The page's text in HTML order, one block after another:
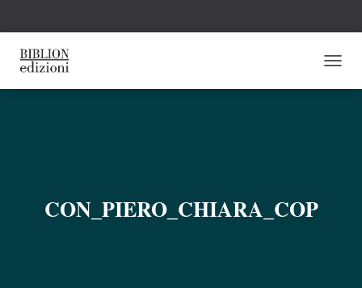
A
CON_PIERO_CHIARA_COP